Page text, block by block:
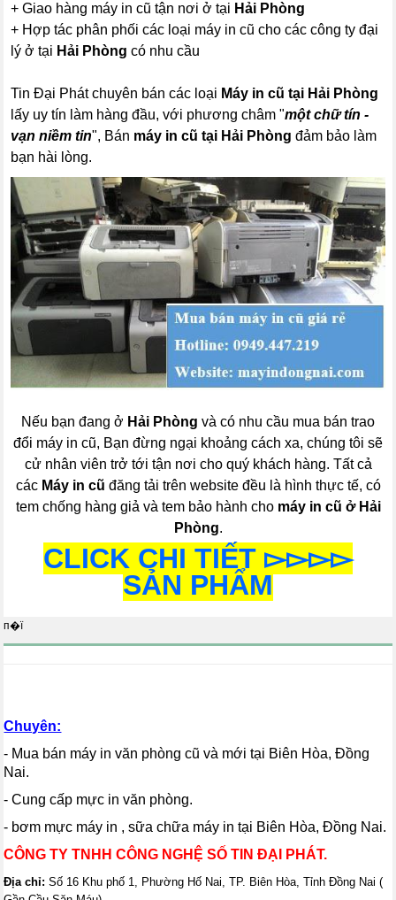
+ Giao hàng máy in cũ tận nơi ở tại Hải Phòng
+ Hợp tác phân phối các loại máy in cũ cho các công ty đại
lý ở tại Hải Phòng có nhu cầu
Tin Đại Phát chuyên bán các loại Máy in cũ tại Hải Phòng
lấy uy tín làm hàng đầu, với phương châm "một chữ tín -
vạn niềm tin", Bán máy in cũ tại Hải Phòng đảm bảo làm
bạn hài lòng.
Nếu bạn đang ở Hải Phòng và có nhu cầu mua bán trao
đổi máy in cũ, Bạn đừng ngại khoảng cách xa, chúng tôi sẽ
cử nhân viên trở tới tận nơi cho quý khách hàng. Tất cả
các Máy in cũ đăng tải trên website đều là hình thực tế, có
tem chống hàng giả và tem bảo hành cho máy in cũ ở Hải
Phòng.
CLICK CHI TIẾT ▻▻▻▻
SẢN PHẨM
п�ї
Chuyên:
- Mua bán máy in văn phòng cũ và mới tại Biên Hòa, Đồng
Nai.
- Cung cấp mực in văn phòng.
- bơm mực máy in , sữa chữa máy in tại Biên Hòa, Đồng Nai.
CÔNG TY TNHH CÔNG NGHỆ SỐ TIN ĐẠI PHÁT.
Địa chỉ: Số 16 Khu phố 1, Phường Hố Nai, TP. Biên Hòa, Tỉnh Đồng Nai (